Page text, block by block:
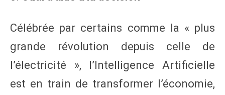
Célébrée par certains comme la « plus
grande révolution depuis celle de
l’électricité », l’Intelligence Artificielle
est en train de transformer l’économie,